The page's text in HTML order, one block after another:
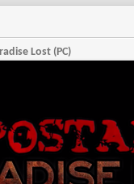
Lost (PC)